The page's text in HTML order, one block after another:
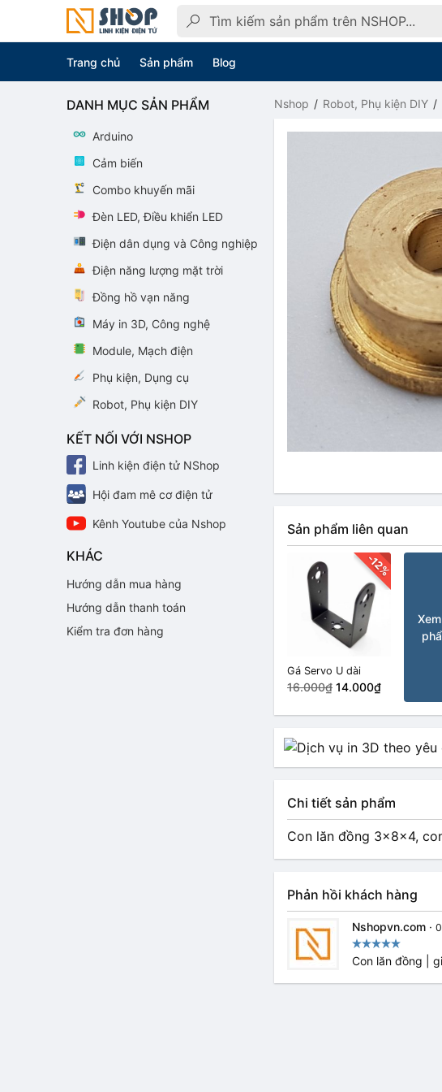
Trang chủ Sản phẩm Blog
Nshop Robot, Phụ kiện DIY
Sản phẩm liên quan
-12%
Gá Servo U dài
16.000₫ 14.000₫
Chi tiết sản phẩm
Con lăn đồng 3x8x4,
Phản hồi khách hàng
Nshopvn.com ·
Con lăn đồng |
DANH MỤC SẢN PHẨM
Arduino
Cảm biến
Combo khuyến mãi
Đèn LED, Điều khiển LED
Điện dân dụng và Công nghiệp
Điện năng lượng mặt trời
Đồng hồ vạn năng
Máy in 3D, Công nghệ
Module, Mạch điện
Phụ kiện, Dụng cụ
Robot, Phụ kiện DIY
KẾT NỐI VỚI NSHOP
Linh kiện điện tử NShop
Hội đam mê cơ điện tử
Kênh Youtube của Nshop
KHÁC
Hướng dẫn mua hàng
Hướng dẫn thanh toán
Kiểm tra đơn hàng